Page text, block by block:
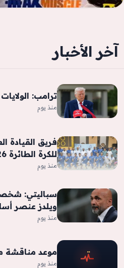
آخر الأخبار
ترامب:
منذ يوم
فريق القيادة
للكرة الطائرة 2026
منذ يوم
سباليتي:
ويلدز عنصر
منذ يوم
موعد مناقشة
منذ يوم